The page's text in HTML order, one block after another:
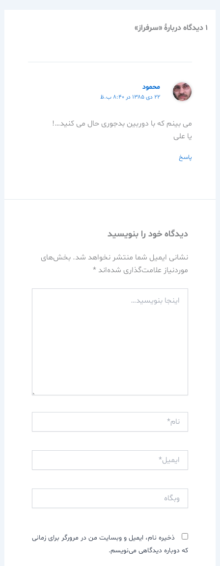
1 دیدگاه دربارهٔ «سرفراز»
محمود
۲۲ دی ۱۳۸۵ در ۸:۴۰ ب.ظ
می بینم که با دوربین بدجوری حال می کنید…!
یا علی
پاسخ
دیدگاه‌ خود را بنویسید
نشانی ایمیل شما منتشر نخواهد شد. بخش‌های
موردنیاز علامت‌گذاری شده‌اند *
بنویسید…
ذخیره نام، ایمیل و وبسایت من در مرورگر برای زمانی
که دوباره دیدگاهی می‌نویسم.